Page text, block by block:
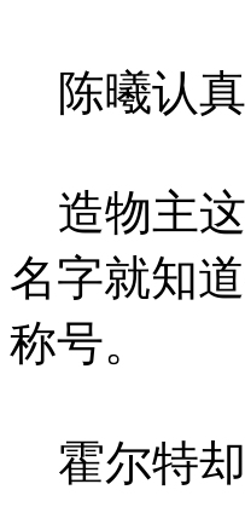
陈曦认真
造物主这
名字就知
称号。
霍尔特却